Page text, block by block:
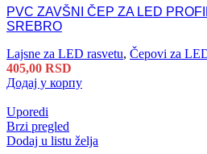
PVC ZAVŠNI ČEP ZA LED
SREBRO
Lajsne za LED rasvetu, Čepovi za
405,00 RSD
Додај у корпу
Uporedi
Brzi pregled
Dodaj u listu želja